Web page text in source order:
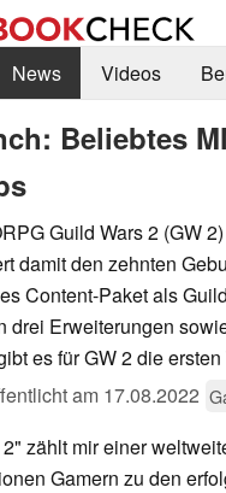
News Videos
Beliebtes
Guild Wars 2 (GW
damit den zehnten
Content-Paket als
drei Erweiterungen
es für GW 2 die
am 17.08.2022
zählt mir einer
Gamern zu den